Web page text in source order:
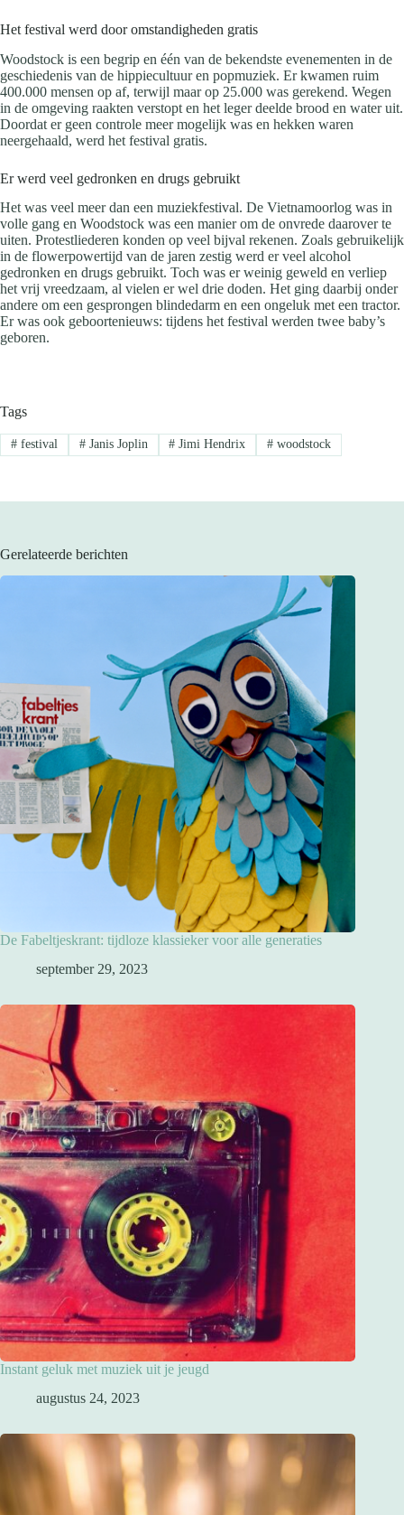
Het festival werd door omstandigheden gratis
Woodstock is een begrip en één van de bekendste evenementen in de
geschiedenis van de hippiecultuur en popmuziek. Er kwamen ruim
400.000 mensen op af, terwijl maar op 25.000 was gerekend. Wegen
in de omgeving raakten verstopt en het leger deelde brood en water uit.
Doordat er geen controle meer mogelijk was en hekken waren
neergehaald, werd het festival gratis.
Er werd veel gedronken en drugs gebruikt
Het was veel meer dan een muziekfestival. De Vietnamoorlog was in
volle gang en Woodstock was een manier om de onvrede daarover te
uiten. Protestliederen konden op veel bijval rekenen. Zoals gebruikelijk
in de flowerpowertijd van de jaren zestig werd er veel alcohol
gedronken en drugs gebruikt. Toch was er weinig geweld en verliep
het vrij vreedzaam, al vielen er wel drie doden. Het ging daarbij onder
andere om een gesprongen blindedarm en een ongeluk met een tractor.
Er was ook geboortenieuws: tijdens het festival werden twee baby’s
geboren.
Tags
#festival #Janis Joplin # Jimi Hendrix # woodstock
Gerelateerde berichten
De Fabeltjeskrant: tijdloze klassieker voor alle generaties
september 29, 2023
Instant geluk met muziek uit je jeugd
augustus 24, 2023